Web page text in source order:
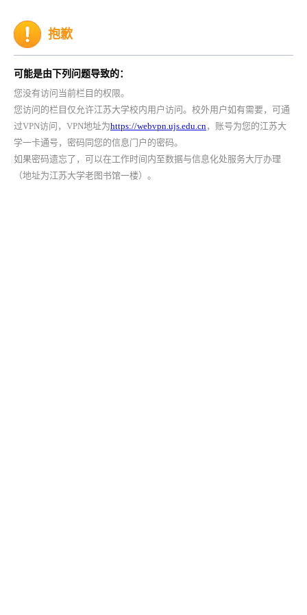
抱歉
可能是由下列问题导致的：
您没有访问当前栏目的权限。
您访问的栏目仅允许江苏大学校内用户访问。校外用户如有需要，可通
过VPN访问，VPN地址为https://webvpn.ujs.edu.cn，账号为您的江苏大
学一卡通号，密码同您的信息门户的密码。
如果密码遗忘了，可以在工作时间内至数据与信息化处服务大厅办理
（地址为江苏大学老图书馆一楼）。